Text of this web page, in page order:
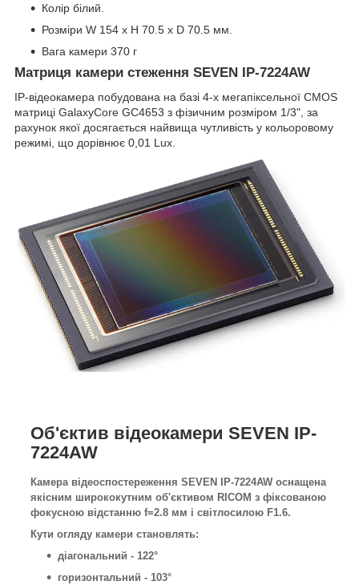
Колір білий.
Розміри W 154 x H 70.5 x D 70.5 мм.
Вага камери 370 г
Матриця камери стеження SEVEN IP-7224AW
IP-відеокамера побудована на базі 4-х мегапіксельної CMOS
матриці GalaxyCore GC4653 з фізичним розміром 1/3", за
рахунок якої досягається найвища чутливість у кольоровому
режимі, що дорівнює 0,01 Lux.
Об'єктив відеокамери SEVEN IP-
7224AW
Камера відеоспостереження SEVEN IP-7224AW оснащена
якісним ширококутним об'єктивом RICOM з фіксованою
фокусною відстанню f=2.8 мм і світлосилою F1.6.
Кути огляду камери становлять:
діагональний - 122°
горизонтальний - 103°